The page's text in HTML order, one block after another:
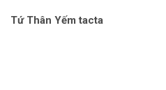
Tứ Thân Yếm tacta